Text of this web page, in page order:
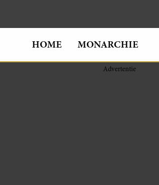
HOME MONARCHIE